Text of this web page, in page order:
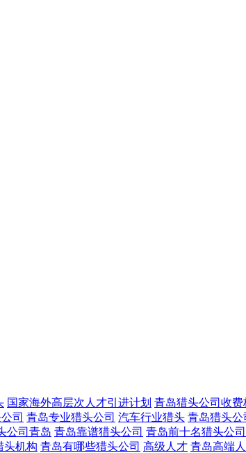
国家海外高层次人才引进计划 青岛猎头公司收费
司 青岛专业猎头公司 汽车行业猎头 青岛猎头公
公司青岛 青岛靠谱猎头公司 青岛前十名猎头公司
头机构 青岛有哪些猎头公司 高级人才 青岛高端